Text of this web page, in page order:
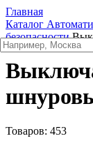
Главная
Каталог
безопасности
Товаров: 453